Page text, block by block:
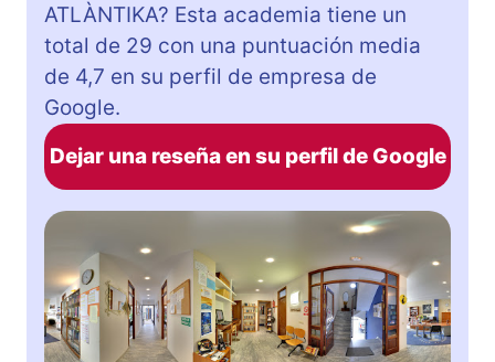
ATLÀNTIKA? Esta academia tiene un
total de 29 con una puntuación media
de 4,7 en su perfil de empresa de
Google.
Dejar una reseña en su perfil de Google